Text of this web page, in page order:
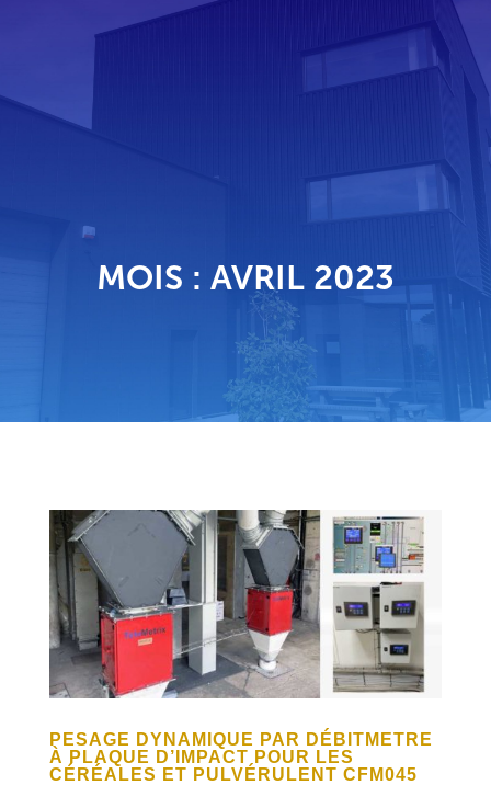
MOIS : AVRIL 2023
PESAGE DYNAMIQUE PAR DÉBITMETRE
À PLAQUE D’IMPACT POUR LES
CÉRÉALES ET PULVÉRULENT CFM045